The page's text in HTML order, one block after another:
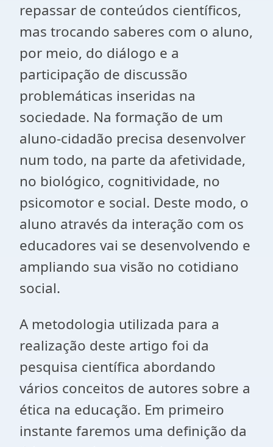
repassar de conteúdos científicos,
mas trocando saberes com o aluno,
por meio, do diálogo e a
participação de discussão
problemáticas inseridas na
sociedade. Na formação de um
aluno-cidadão precisa desenvolver
num todo, na parte da afetividade,
no biológico, cognitividade, no
psicomotor e social. Deste modo, o
aluno através da interação com os
educadores vai se desenvolvendo e
ampliando sua visão no cotidiano
social.
A metodologia utilizada para a
realização deste artigo foi da
pesquisa científica abordando
vários conceitos de autores sobre a
ética na educação. Em primeiro
instante faremos uma definição da